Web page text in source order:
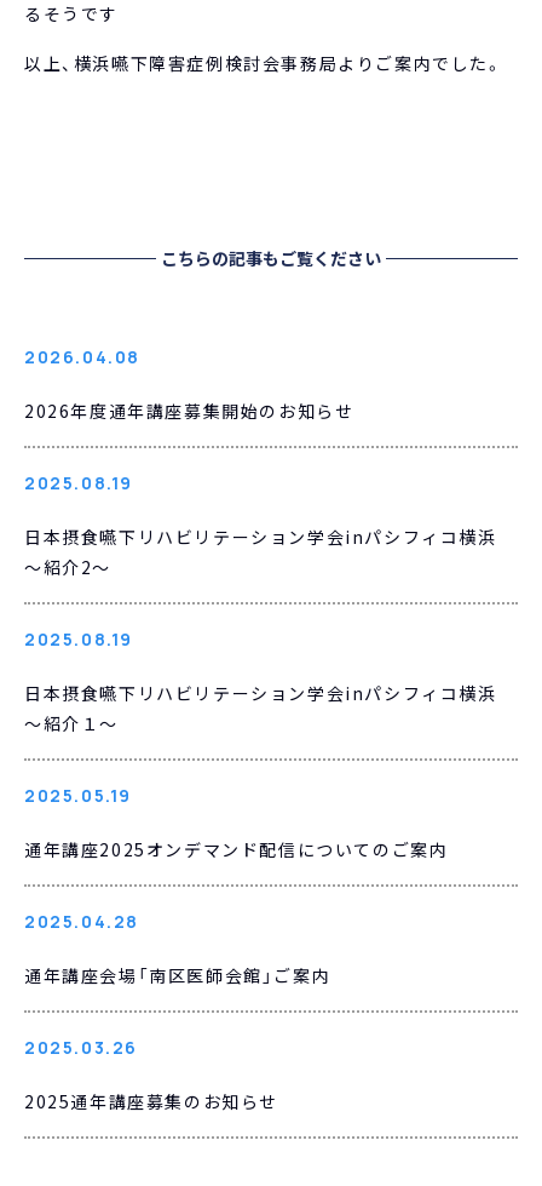
るそうです
以上、横浜嚥下障害症例検討会事務局よりご案内でした。
こちらの記事もご覧ください
2026.04.08
2026年度通年講座募集開始のお知らせ
2025.08.19
日本摂食嚥下リハビリテーション学会inパシフィコ横浜
～紹介2～
2025.08.19
日本摂食嚥下リハビリテーション学会inパシフィコ横浜
～紹介１～
2025.05.19
通年講座2025オンデマンド配信についてのご案内
2025.04.28
通年講座会場「南区医師会館」ご案内
2025.03.26
2025通年講座募集のお知らせ